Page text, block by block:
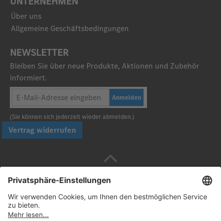
Über uns
Allgemeine Geschäftsbedingungen
NEWSLETTER
Bleiben Sie über neue Produkte, Aktionen und Zubehör
informiert.
Anmelden
(Sie können sich jederzeit wieder abmelden.)
Vertrag widerrufen
Sicher bezahlen mit